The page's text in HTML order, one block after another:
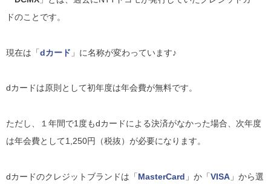
ドのことです。
現在は「dカード 」に名称が変わっています♪
dカードは原則として初年度は年会費が無料です。
ただし、１年間で1度もdカードによる決済がなかった場合、次年度
は年会費として1,250円（税抜）が必要になります。
dカードのクレジットブランドは「MasterCard 」か「VISA 」から選